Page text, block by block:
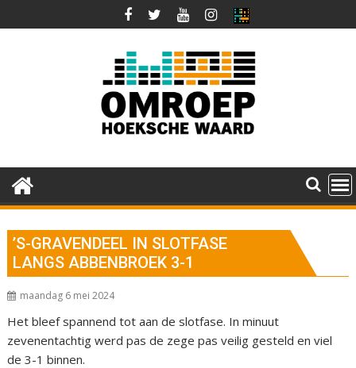
naar
’S-GRAVENDEEL IN SLOTFASE
LANGS ABBENBROEK 3-1
maandag 6 mei 2024
Het bleef spannend tot aan de slotfase. In minuut
zevenentachtig werd pas de zege pas veilig gesteld en viel
de 3-1 binnen.